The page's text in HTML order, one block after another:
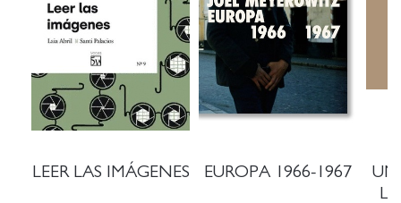
LEER LAS IMÁGENES EUROPA 1966-1967